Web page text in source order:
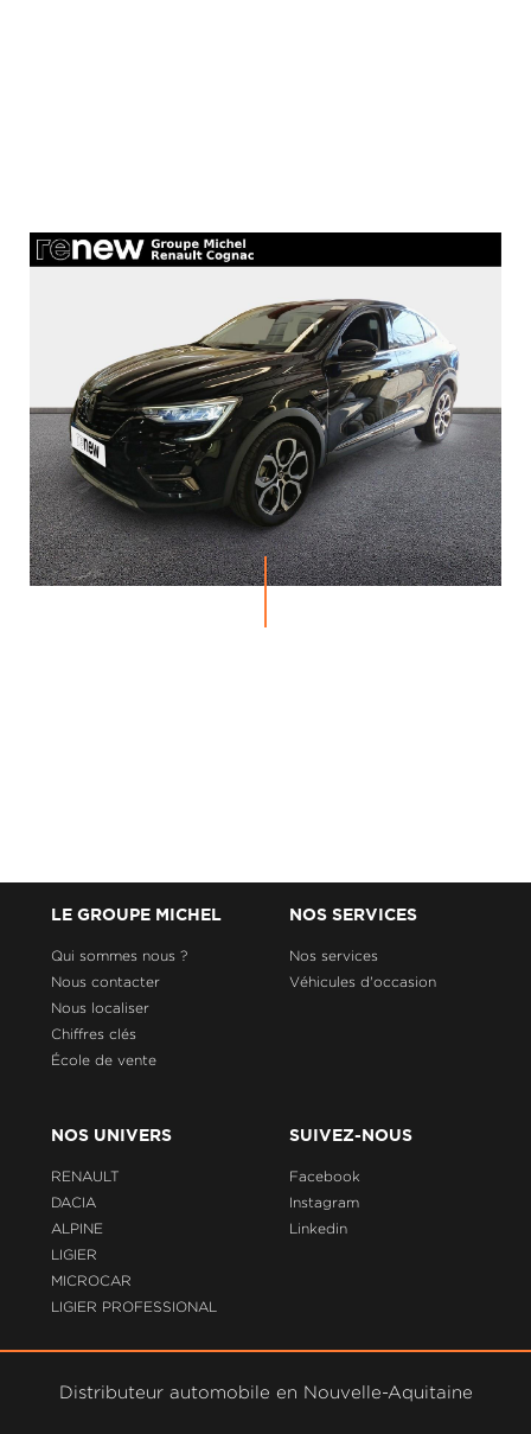
LE GROUPE MICHEL
Qui sommes nous ?
Nous contacter
Nous localiser
Chiffres clés
École de vente
NOS SERVICES
Nos services
Véhicules d'occasion
NOS UNIVERS
RENAULT
DACIA
ALPINE
LIGIER
MICROCAR
LIGIER PROFESSIONAL
SUIVEZ-NOUS
Facebook
Instagram
Linkedin
Distributeur automobile en Nouvelle-Aquitaine